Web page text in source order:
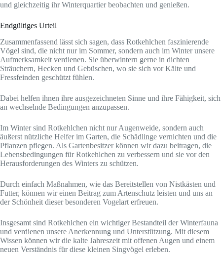
und gleichzeitig ihr Winterquartier beobachten und genießen.
Endgültiges Urteil
Zusammenfassend lässt sich sagen, dass Rotkehlchen faszinierende
Vögel sind, die nicht nur im Sommer, sondern auch im Winter unsere
Aufmerksamkeit verdienen. Sie überwintern gerne in dichten
Sträuchern, Hecken und Gebüschen, wo sie sich vor Kälte und
Fressfeinden geschützt fühlen.
Dabei helfen ihnen ihre ausgezeichneten Sinne und ihre Fähigkeit, sich
an wechselnde Bedingungen anzupassen.
Im Winter sind Rotkehlchen nicht nur Augenweide, sondern auch
äußerst nützliche Helfer im Garten, die Schädlinge vernichten und die
Pflanzen pflegen. Als Gartenbesitzer können wir dazu beitragen, die
Lebensbedingungen für Rotkehlchen zu verbessern und sie vor den
Herausforderungen des Winters zu schützen.
Durch einfach Maßnahmen, wie das Bereitstellen von Nistkästen und
Futter, können wir einen Beitrag zum Artenschutz leisten und uns an
der Schönheit dieser besonderen Vogelart erfreuen.
Insgesamt sind Rotkehlchen ein wichtiger Bestandteil der Winterfauna
und verdienen unsere Anerkennung und Unterstützung. Mit diesem
Wissen können wir die kalte Jahreszeit mit offenen Augen und einem
neuen Verständnis für diese kleinen Singvögel erleben.